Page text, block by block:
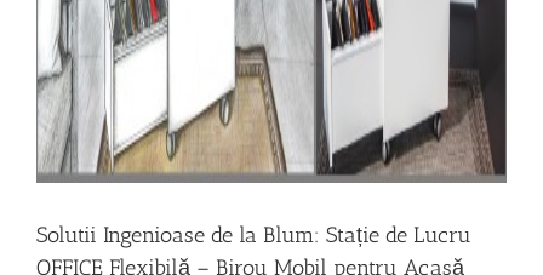
Solutii Ingenioase de la Blum: Stație de Lucru
OFFICE Flexibilă – Birou Mobil pentru Acasă